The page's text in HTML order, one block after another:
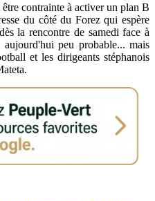
contrainte à activer un plan B
du côté du Forez qui espère
la rencontre de samedi face à
peu probable... mais
et les dirigeants stéphanois